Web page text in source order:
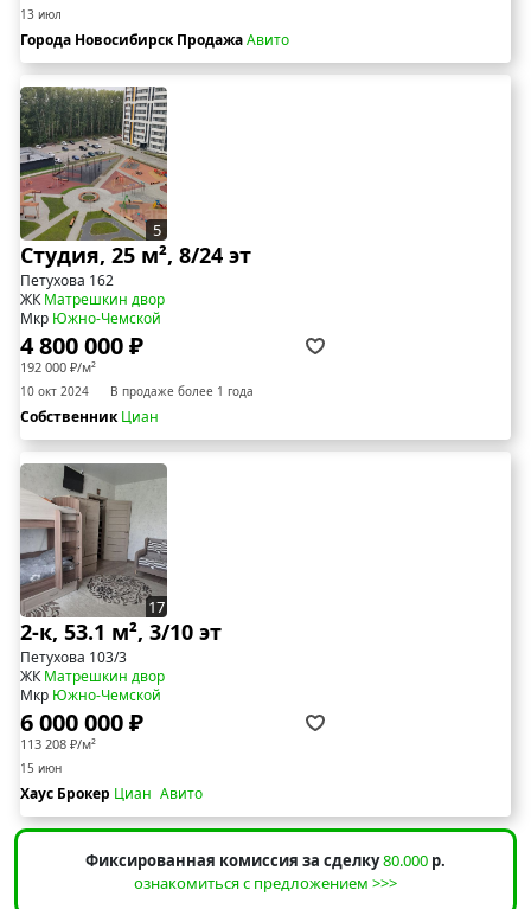
13 июл
Города Новосибирск ПродажаАвито
5
Студия, 25 м², 8/24 эт
Петухова 162
ЖКМатрешкин двор
Мкр Южно-Чемской
4 800 000 ₽
192 000 ₽/м²
10 окт 2024 В продаже более 1 года
СобственникЦиан
17
2-к, 53.1 м², 3/10 эт
Петухова 103/3
ЖКМатрешкин двор
Мкр Южно-Чемской
6 000 000 ₽
113 208 ₽/м²
15 июн
Хаус Брокер Циан Авито
Фиксированная комиссия за сделку80.000 р.
ознакомиться с предложением >>>